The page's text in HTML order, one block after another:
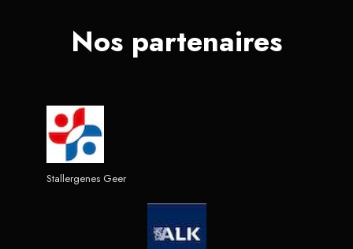
Nos partenaires
Stallergenes Geer